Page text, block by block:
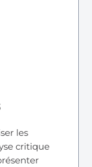
les
critique